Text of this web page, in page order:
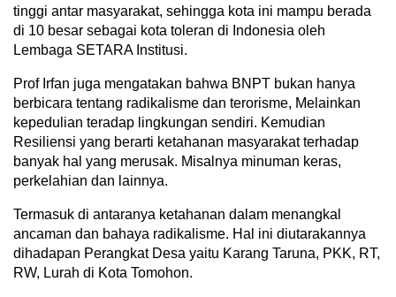
tinggi antar masyarakat, sehingga kota ini mampu berada
di 10 besar sebagai kota toleran di Indonesia oleh
Lembaga SETARA Institusi.
Prof Irfan juga mengatakan bahwa BNPT bukan hanya
berbicara tentang radikalisme dan terorisme, Melainkan
kepedulian teradap lingkungan sendiri. Kemudian
Resiliensi yang berarti ketahanan masyarakat terhadap
banyak hal yang merusak. Misalnya minuman keras,
perkelahian dan lainnya.
Termasuk di antaranya ketahanan dalam menangkal
ancaman dan bahaya radikalisme. Hal ini diutarakannya
dihadapan Perangkat Desa yaitu Karang Taruna, PKK, RT,
RW, Lurah di Kota Tomohon.